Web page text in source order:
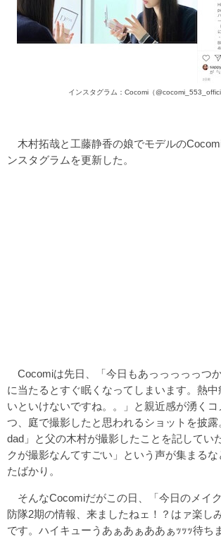
インスタグラム：Cocomi（
木村拓哉と工藤静香の娘でモデルの
ンスタグラムを更新した。
Cocomiは先日、「今日もあっっっっっつ
に当たるとすぐ眠くなってしまいます。熱
いといけないですね。。」と親近感が湧く
つ、庭で撮影したと思われるショットを披
dad」と父の木村が撮影したことを記してい
クが撮影なんてすごい」という声が集まる
たばかり。
そんなCocomiだがこの日、「今日のメイ
防隊2期の情報、来ましたねェ！？はァ楽し
です。ハイキューうあぁあぁああぁｯｯｯ待ち